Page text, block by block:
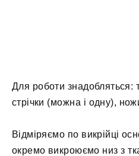
Для роботи знадобляться:
стрічки (можна і одну),
Відміряємо по викрійці
окремо викроюємо низ з